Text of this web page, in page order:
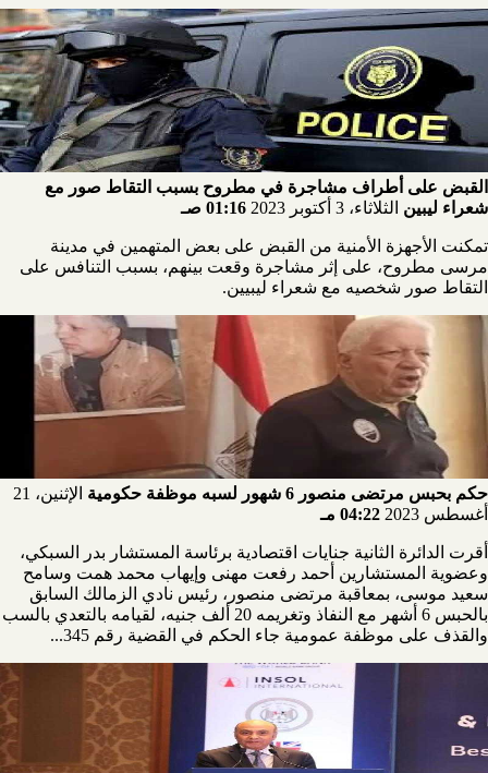
القبض على أطراف مشاجرة في مطروح بسبب التقاط صور مع
شعراء ليبين الثلاثاء، 3 أكتوبر 2023 01:16 صـ
تمكنت الأجهزة الأمنية من القبض على بعض المتهمين في مدينة
مرسى مطروح، على إثر مشاجرة وقعت بينهم، بسبب التنافس على
التقاط صور شخصيه مع شعراء ليبيين.
حكم بحبس مرتضى منصور 6 شهور لسبه موظفة حكومية
الإثنين، 21
أغسطس 2023
04:22 مـ
أقرت الدائرة الثانية جنايات اقتصادية برئاسة المستشار بدر السبكي،
وعضوية المستشارين أحمد رفعت مهنى وإيهاب محمد همت وسامح
سعيد موسى، بمعاقبة مرتضى منصور، رئيس نادي الزمالك السابق
بالحبس 6 أشهر مع النفاذ وتغريمه 20 ألف جنيه، لقيامه بالتعدي بالسب
والقذف على موظفة عمومية جاء الحكم في القضية رقم 345...